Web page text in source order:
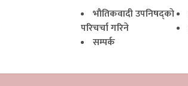
भाैतिकवादी उपनिषद्काे
परिचर्चा गरिने
सम्पर्क